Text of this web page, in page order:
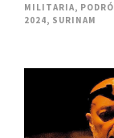
MILITARIA,
2024, SURINAM